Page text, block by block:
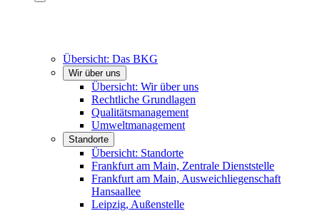
Übersicht: Das BKG
Wir über uns
Übersicht: Wir über uns
Rechtliche Grundlagen
Qualitätsmanagement
Umweltmanagement
Standorte
Übersicht: Standorte
Frankfurt am Main, Zentrale Dienststelle
Frankfurt am Main, Ausweichliegenschaft
Hansaallee
Leipzig, Außenstelle